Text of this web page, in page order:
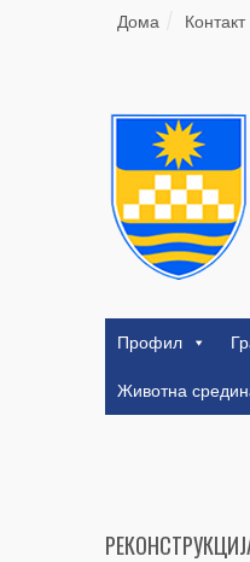
Дома Контакт
Профил
Животна